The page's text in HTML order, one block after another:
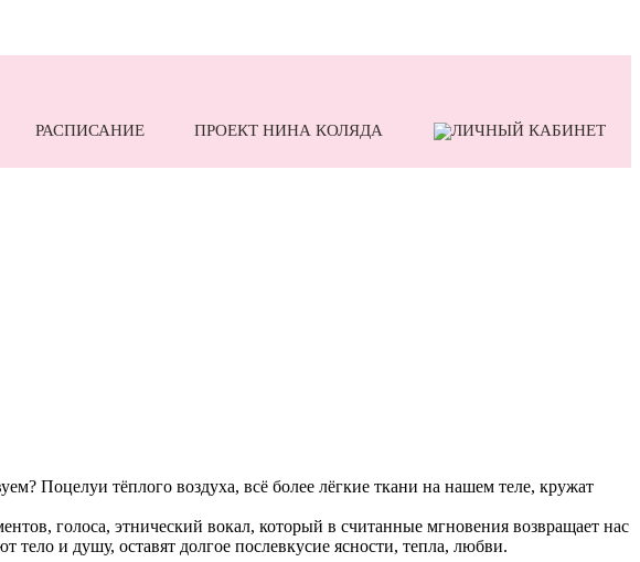
РАСПИСАНИЕ ПРОЕКТ НИНА КОЛЯДА
Поцелуи тёплого воздуха, всё более лёгкие ткани на нашем теле, кружат
голоса, этнический вокал, который в считанные мгновения возвращает нас
и душу, оставят долгое послевкусие ясности, тепла, любви.